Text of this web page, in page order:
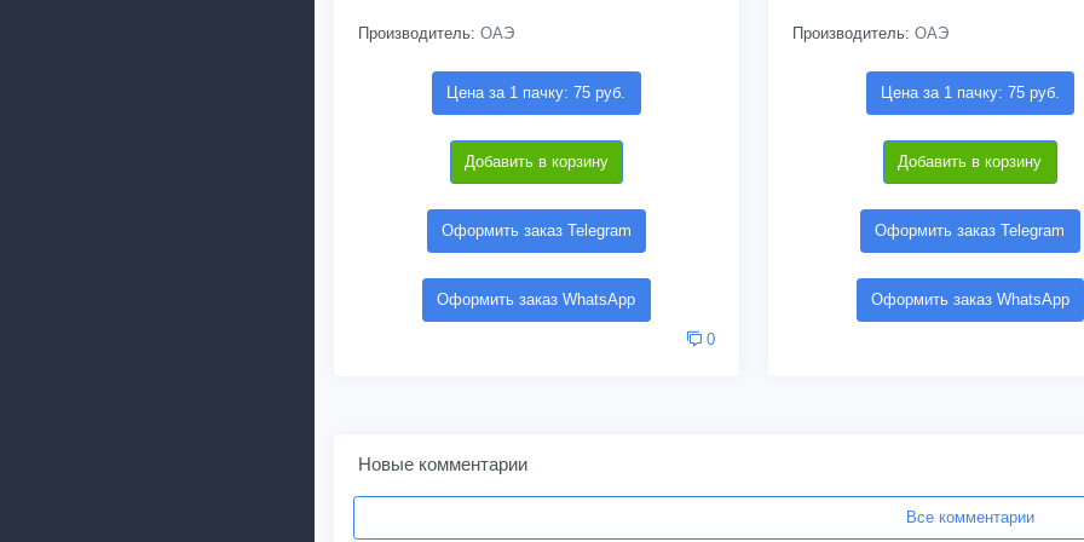
Производитель: ОАЭ
Цена за 1 пачку: 75 руб.
Добавить в корзину
Оформить заказ Telegram
Оформить заказ WhatsApp
0
Производитель: ОАЭ
Цена за 1 пачку: 75 руб.
Добавить в корзину
Оформить заказ Telegram
Оформить заказ WhatsApp
Новые комментарии
Все комментарии